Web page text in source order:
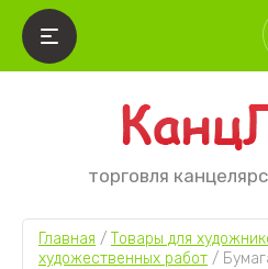
торговля
Главная / Товары для
художественных работ /